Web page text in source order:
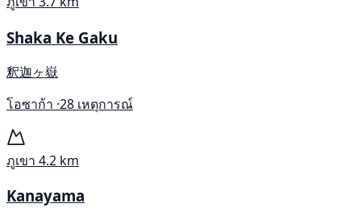
Shaka Ke Gaku
釈迦ヶ嶽
โอซาก้า ·28 เหตุการณ์
ภูเขา 4.2 km
Kanayama